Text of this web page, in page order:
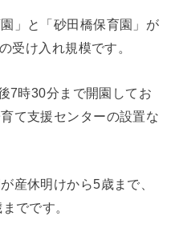
」と「砂田橋保育園」が
受け入れ規模です。
7時30分まで開園してお
て支援センターの設置な
産休明けから5歳まで、
でです。